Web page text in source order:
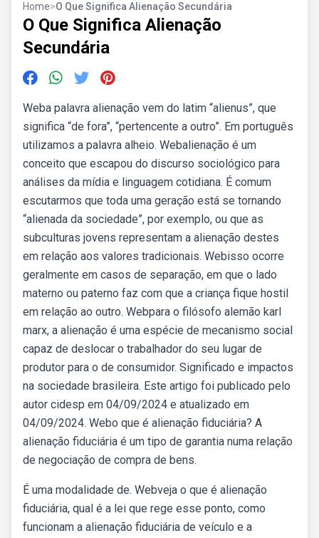
Home>O Que Significa Alienação Secundária
O Que Significa Alienação
Secundária
Weba palavra alienação vem do latim “alienus”, que
significa “de fora”, “pertencente a outro”. Em português
utilizamos a palavra alheio. Webalienação é um
conceito que escapou do discurso sociológico para
análises da mídia e linguagem cotidiana. É comum
escutarmos que toda uma geração está se tornando
“alienada da sociedade”, por exemplo, ou que as
subculturas jovens representam a alienação destes
em relação aos valores tradicionais. Webisso ocorre
geralmente em casos de separação, em que o lado
materno ou paterno faz com que a criança fique hostil
em relação ao outro. Webpara o filósofo alemão karl
marx, a alienação é uma espécie de mecanismo social
capaz de deslocar o trabalhador do seu lugar de
produtor para o de consumidor. Significado e impactos
na sociedade brasileira. Este artigo foi publicado pelo
autor cidesp em 04/09/2024 e atualizado em
04/09/2024. Webo que é alienação fiduciária? A
alienação fiduciária é um tipo de garantia numa relação
de negociação de compra de bens.
É uma modalidade de. Webveja o que é alienação
fiduciária, qual é a lei que rege esse ponto, como
funcionam a alienação fiduciária de veículo e a